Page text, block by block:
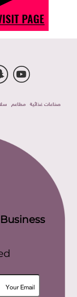
صناعات غذائية مطاعم